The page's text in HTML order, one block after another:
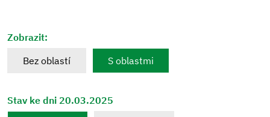
Zobrazit:
Bez oblastí
S oblastmi
Stav ke dni 20.03.2025